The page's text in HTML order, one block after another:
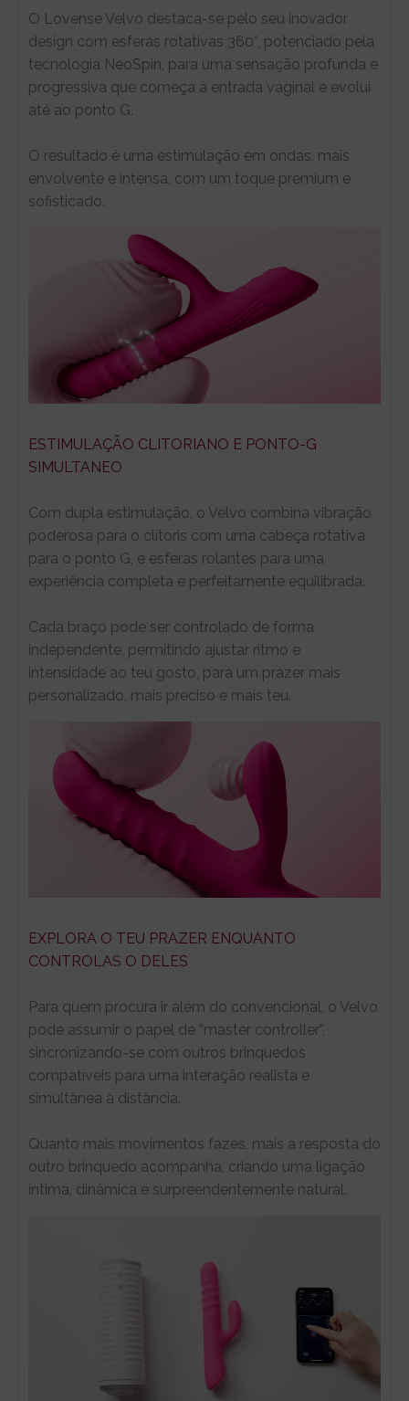
O Lovense Velvo destaca-se pelo seu inovador
design com esferas rotativas 360°, potenciado pela
tecnologia NeoSpin, para uma sensação profunda e
progressiva que começa à entrada vaginal e evolui
até ao ponto G.
O resultado é uma estimulação em ondas, mais
envolvente e intensa, com um toque premium e
sofisticado.
ESTIMULAÇÃO CLITORIANO E PONTO-G
SIMULTANEO
Com dupla estimulação, o Velvo combina vibração
poderosa para o clítoris com uma cabeça rotativa
para o ponto G, e esferas rolantes para uma
experiência completa e perfeitamente equilibrada.
Cada braço pode ser controlado de forma
independente, permitindo ajustar ritmo e
intensidade ao teu gosto, para um prazer mais
personalizado, mais preciso e mais teu.
EXPLORA O TEU PRAZER ENQUANTO
CONTROLAS O DELES
Para quem procura ir além do convencional, o Velvo
pode assumir o papel de “master controller”,
sincronizando-se com outros brinquedos
compatíveis para uma interação realista e
simultânea à distância.
Quanto mais movimentos fazes, mais a resposta do
outro brinquedo acompanha, criando uma ligação
íntima, dinâmica e surpreendentemente natural.